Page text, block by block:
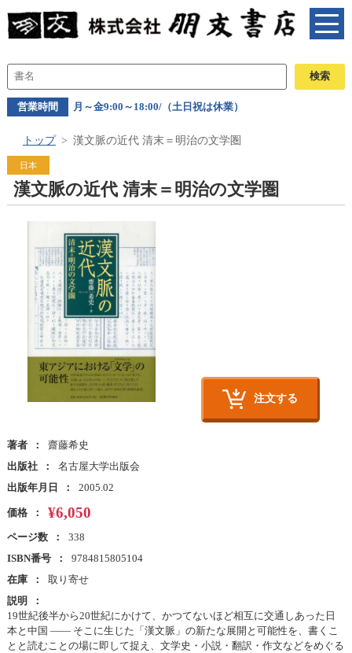
営業時間 月～金9:00～18:00/（土日祝は休業）
トップ 漢文脈の近代 清末＝明治の文学圏
日本
漢文脈の近代 清末＝明治の文学圏
注文する
著者
齋藤希史
出版社
名古屋大学出版会
出版年月日
2005.02
価格 ¥6,050
ページ数
338
ISBN番号
9784815805104
在庫
取り寄せ
説明
19世紀後半から20世紀にかけて、かつてないほど相互に交通しあった日
本と中国 —— そこに生じた「漢文脈」の新たな展開と可能性を、書くこ
とと読むことの場に即して捉え、文学史・小説・翻訳・作文などをめぐる